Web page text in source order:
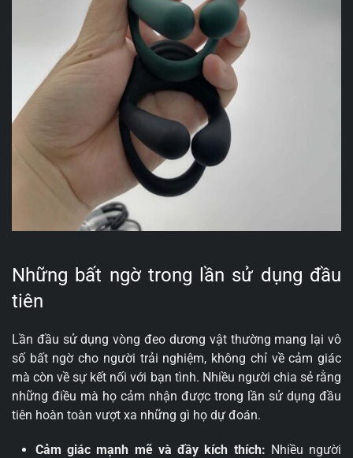
Những bất ngờ trong lần sử dụng đầu
tiên
Lần đầu sử dụng vòng đeo dương vật thường mang lại vô
số bất ngờ cho người trải nghiệm, không chỉ về cảm giác
mà còn về sự kết nối với bạn tình. Nhiều người chia sẻ rằng
những điều mà họ cảm nhận được trong lần sử dụng đầu
tiên hoàn toàn vượt xa những gì họ dự đoán.
Cảm giác mạnh mẽ và đầy kích thích: Nhiều người